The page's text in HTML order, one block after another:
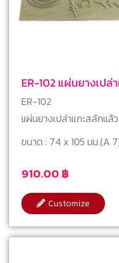
ER-102 แผ่นยางเปล่าแกะสลักแล้ว ขนาด 74 x 105
mm (A7)
910.00 ฿
ER-102
แผ่นยางเปล่าแกะสลักแล้ว
ขนาด : 74 x 105 มม.(A
Customize